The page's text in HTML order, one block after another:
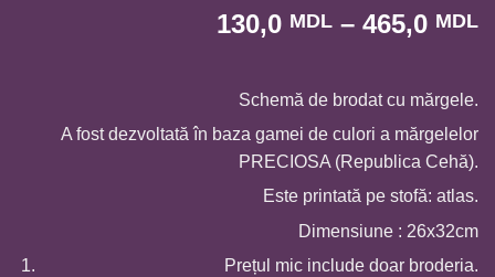
130,0 MDL – 465,0 MDL
Schemă de brodat cu mărgele.
A fost dezvoltată în baza gamei de culori a mărgelelor
PRECIOSA (Republica Cehă).
Este printată pe stofă: atlas.
Dimensiune : 26x32cm
Prețul mic include doar broderia.